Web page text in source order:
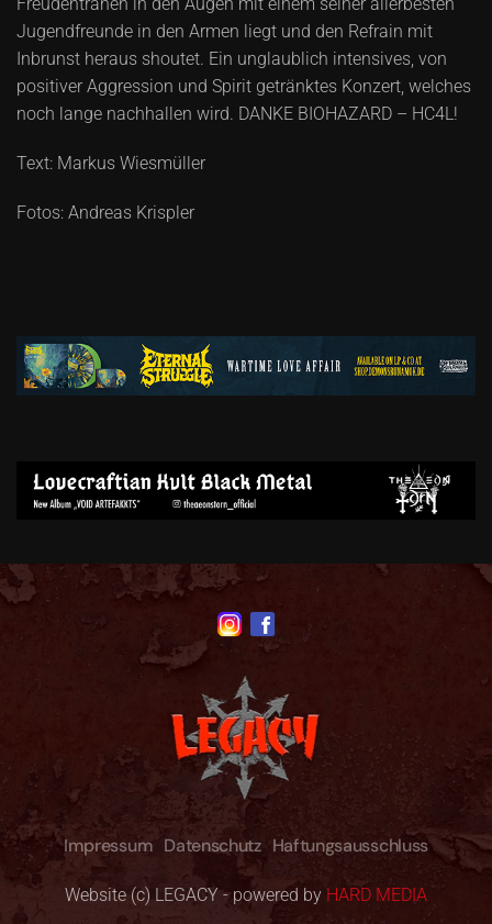
Jugendfreunde in den Armen liegt und den Refrain mit
Inbrunst heraus shoutet. Ein unglaublich intensives, von
positiver Aggression und Spirit getränktes Konzert, welches
noch lange nachhallen wird. DANKE BIOHAZARD – HC4L!
Text: Markus Wiesmüller
Fotos: Andreas Krispler
Impressum Datenschutz Haftungsausschluss
Website (c) LEGACY - powered by HARD MEDIA